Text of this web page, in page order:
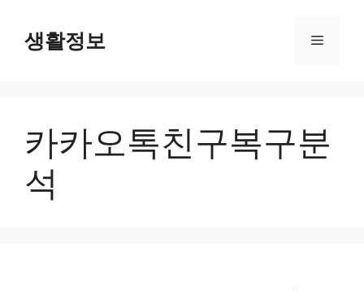
생활정보 메
카카오톡친구복구분
석